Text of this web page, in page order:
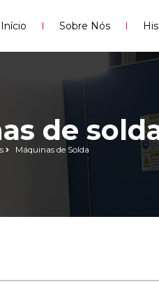
Início Sobre Nós
de
Máquinas de Solda